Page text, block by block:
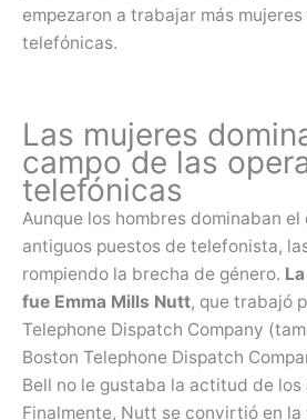
empezaron a trabajar más
telefónicas.
Las mujeres
campo de las
telefónicas
Aunque los hombres dominaban el
antiguos puestos de telefonista,
rompiendo la brecha de género.
fue Emma Mills Nutt, que trabajó
Telephone Dispatch Company
Boston Telephone Dispatch
Bell no le gustaba la actitud de
Finalmente, Nutt se convirtió en la